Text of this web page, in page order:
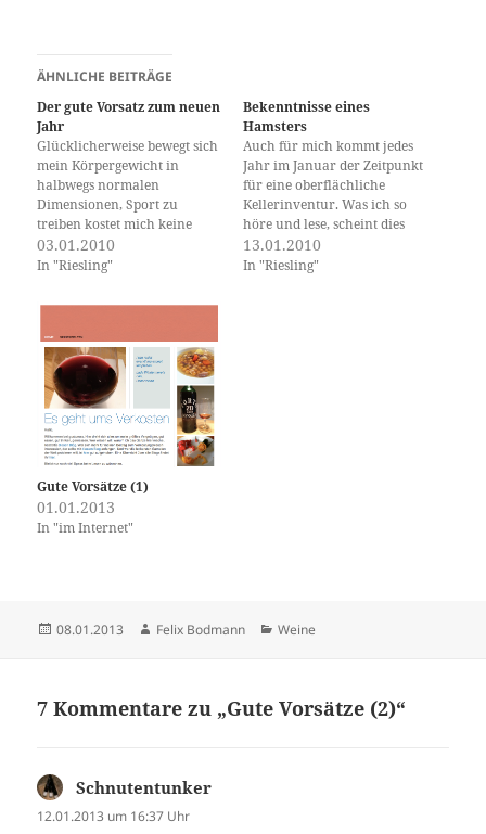
ÄHNLICHE BEITRÄGE
Der gute Vorsatz zum neuen
Jahr
Glücklicherweise bewegt sich
mein Körpergewicht in
halbwegs normalen
Dimensionen, Sport zu
treiben kostet mich keine
große Überwindung und
Rauchen gehört nicht zu
mir zum neuen Jahr einen
wählen. Ich will in 2010
meinen Bestand an
trockenen 2005er Rieslingen
erheblich reduzieren. Denn
anders…
03.01.2010
In "Riesling"
Bekenntnisse eines
Hamsters
Auch für mich kommt jedes
Jahr im Januar der Zeitpunkt
für eine oberflächliche
Kellerinventur. Was ich so
höre und lese, scheint dies
ein völlig normales Bedürfnis
zu sein. Zwar führe ich ein
13.01.2010
In "Riesling"
Gute Vorsätze (1)
01.01.2013
In "im Internet"
Veröffentlicht
08.01.2013 Autor
Felix Bodmann Kategorien
Weine
7 Kommentare zu „Gute Vorsätze (2)“
Schnutentunker
12.01.2013 um 16:37 Uhr